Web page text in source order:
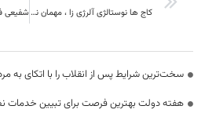
کاج ها نوستالژی آلرژی زا ، مهمان نخوانده بیرجند و خراسان جنوبی
سخت‌ترین شرایط پس از انقلاب را با اتکای
هفته دولت بهترین فرصت برای تبیین خدمات